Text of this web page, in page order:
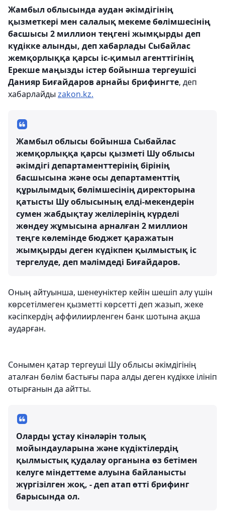
Жамбыл облысында аудан әкімдігінің
қызметкері мен салалық мекеме бөлімшесінің
басшысы 2 миллион теңгені жымқырды деп
күдікке алынды, деп хабарлады Сыбайлас
жемқорлыққа қарсы іс-қимыл агенттігінің
Ерекше маңызды істер бойынша тергеушісі
Данияр Биғайдаров арнайы брифингте, деп
хабарлайды zakon.kz.
Жамбыл облысы бойынша Сыбайлас
жемқорлыққа қарсы қызметі Шу облысы
әкімдігі департаменттерінің бірінің
басшысына және осы департаменттің
құрылымдық бөлімшесінің директорына
қатысты Шу облысының елді-мекендерін
сумен жабдықтау желілерінің күрделі
жөндеу жұмысына арналған 2 миллион
теңге көлемінде бюджет қаражатын
жымқырды деген күдікпен қылмыстық іс
тергелуде, деп мәлімдеді Биғайдаров.
Оның айтуынша, шенеуніктер кейін шешіп алу үшін
көрсетілмеген қызметті көрсетті деп жазып, жеке
кәсіпкердің аффилиирленген банк шотына ақша
аударған.
Сонымен қатар тергеуші Шу облысы әкімдігінің
аталған бөлім бастығы пара алды деген күдікке ілініп
отырғанын да айтты.
Оларды ұстау кінәләрін толық
мойындауларына және күдіктілердің
қылмыстық қудалау органына өз бетімен
келуге міндеттеме алуына байланысты
жүргізілген жоқ, - деп атап өтті брифинг
барысында ол.